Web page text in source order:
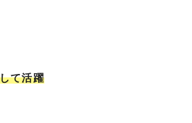
て活躍